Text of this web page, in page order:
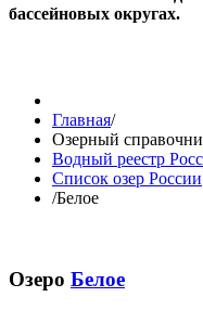
бассейновых округах.
Главная/
Озерный
Водный реестр
Список озер России
/Белое
Озеро Белое